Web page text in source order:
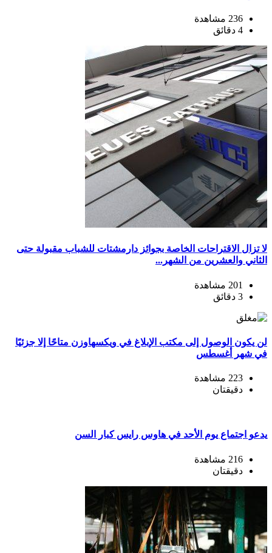
236 مشاهدة
4 دقائق
لا تزال الاقتراحات الخاصة بجوائز دارمشتات للشباب مقبولة حتى
الثاني والعشرين من الشهر...
201 مشاهدة
3 دقائق
لن يكون الوصول إلى مكتب الإبلاغ في ويكسهاوزن متاحًا إلا جزئيًا
في شهر أغسطس
223 مشاهدة
دقيقتان
يدعو اجتماع يوم الأحد في هاوس رايس كبار السن
216 مشاهدة
دقيقتان